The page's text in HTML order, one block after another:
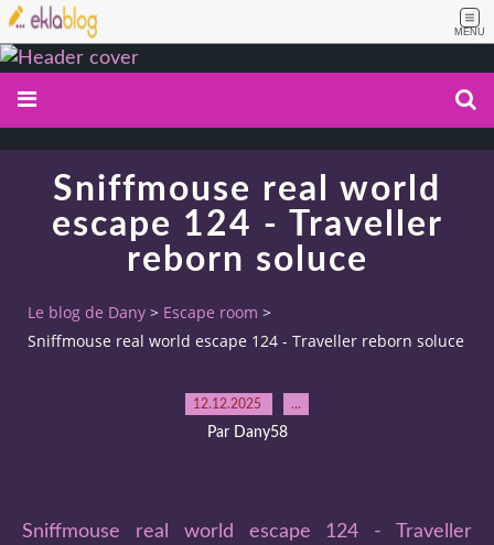
MENU
Sniffmouse real world
escape 124 - Traveller
reborn soluce
Le blog de Dany > Escape room >
Sniffmouse real world escape 124 - Traveller reborn soluce
12.12.2025 …
Par Dany58
Sniffmouse real world escape 124 - Traveller